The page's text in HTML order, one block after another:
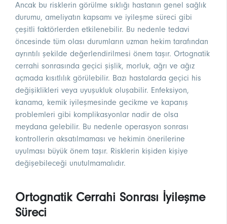
Ancak bu risklerin görülme sıklığı hastanın genel sağlık
durumu, ameliyatın kapsamı ve iyileşme süreci gibi
çeşitli faktörlerden etkilenebilir. Bu nedenle tedavi
öncesinde tüm olası durumların uzman hekim tarafından
ayrıntılı şekilde değerlendirilmesi önem taşır. Ortognatik
cerrahi sonrasında geçici şişlik, morluk, ağrı ve ağız
açmada kısıtlılık görülebilir. Bazı hastalarda geçici his
değişiklikleri veya uyuşukluk oluşabilir. Enfeksiyon,
kanama, kemik iyileşmesinde gecikme ve kapanış
problemleri gibi komplikasyonlar nadir de olsa
meydana gelebilir. Bu nedenle operasyon sonrası
kontrollerin aksatılmaması ve hekimin önerilerine
uyulması büyük önem taşır. Risklerin kişiden kişiye
değişebileceği unutulmamalıdır.
Ortognatik Cerrahi Sonrası İyileşme
Süreci